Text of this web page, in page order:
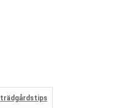
trädgårdstips